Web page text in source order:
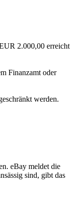
2.000,00 erreicht
Finanzamt oder
werden.
eBay meldet die
sind, gibt das